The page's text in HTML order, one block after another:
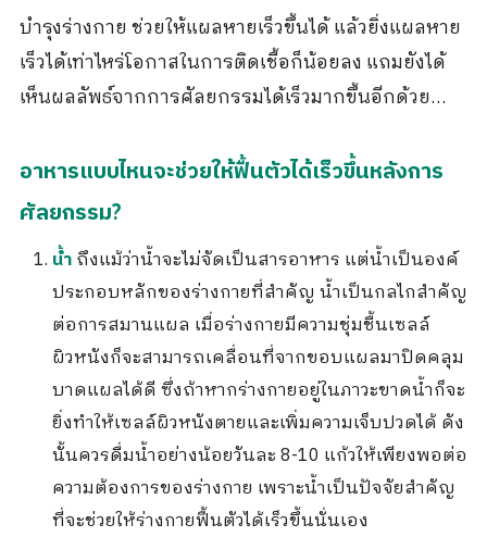
บำรุงร่างกาย ช่วยให้แผลหายเร็วขึ้นได้ แล้วยิ่งแผลหาย
เร็วได้เท่าไหร่โอกาสในการติดเชื้อก็น้อยลง แถมยังได้
เห็นผลลัพธ์จากการศัลยกรรมได้เร็วมากขึ้นอีกด้วย…
อาหารแบบไหนจะช่วยให้ฟื้นตัวได้เร็วขึ้นหลังการ
ศัลยกรรม?
น้ำ ถึงแม้ว่าน้ำจะไม่จัดเป็นสารอาหาร แต่น้ำเป็นองค์
ประกอบหลักของร่างกายที่สำคัญ น้ำเป็นกลไกสำคัญ
ต่อการสมานแผล เมื่อร่างกายมีความชุ่มชื้นเซลล์
ผิวหนังก็จะสามารถเคลื่อนที่จากขอบแผลมาปิดคลุม
บาดแผลได้ดี ซึ่งถ้าหากร่างกายอยู่ในภาวะขาดน้ำก็จะ
ยิ่งทำให้เซลล์ผิวหนังตายและเพิ่มความเจ็บปวดได้ ดัง
นั้นควรดื่มน้ำอย่างน้อยวันละ 8-10 แก้วให้เพียงพอต่อ
ความต้องการของร่างกาย เพราะน้ำเป็นปัจจัยสำคัญ
ที่จะช่วยให้ร่างกายฟื้นตัวได้เร็วขึ้นนั่นเอง